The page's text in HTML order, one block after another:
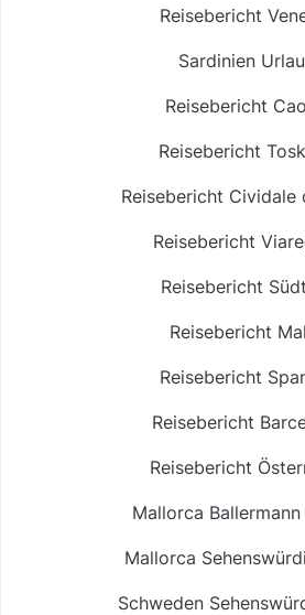
Reisebericht
Sardinien
Reisebericht
Reisebericht
Reisebericht Cividale
Reisebericht
Reisebericht
Reisebericht
Reisebericht
Reisebericht
Reisebericht
Mallorca
Mallorca
Schweden